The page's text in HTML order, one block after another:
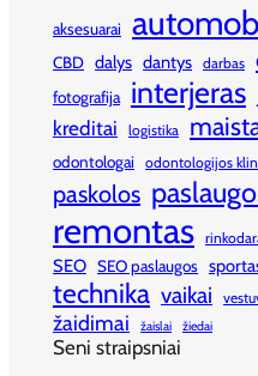
aksesuarai
CBD dalys dantys darbas
fotografija interjeras
kreditai logistika
odontologai odontologijos
paskolos
remontas
SEO SEO paslaugos
technika vaikai
žaidimai žaislai žiedai
Seni straipsniai